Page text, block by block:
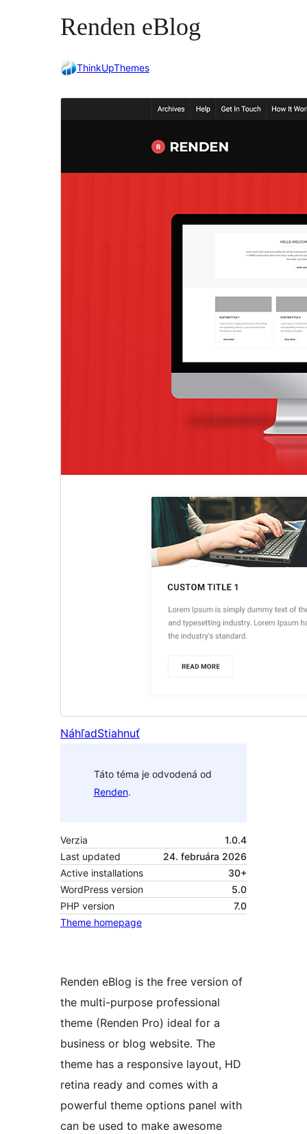
Renden eBlog
ThinkUpThemes
NáhľadStiahnuť
Táto téma je odvodená od
Renden.
Verzia
1.0.4
Last updated
24. februára 2026
Active installations
30+
WordPress version
5.0
PHP version
7.0
Theme homepage
Renden eBlog is the free version of
the multi-purpose professional
theme (Renden Pro) ideal for a
business or blog website. The
theme has a responsive layout, HD
retina ready and comes with a
powerful theme options panel with
can be used to make awesome